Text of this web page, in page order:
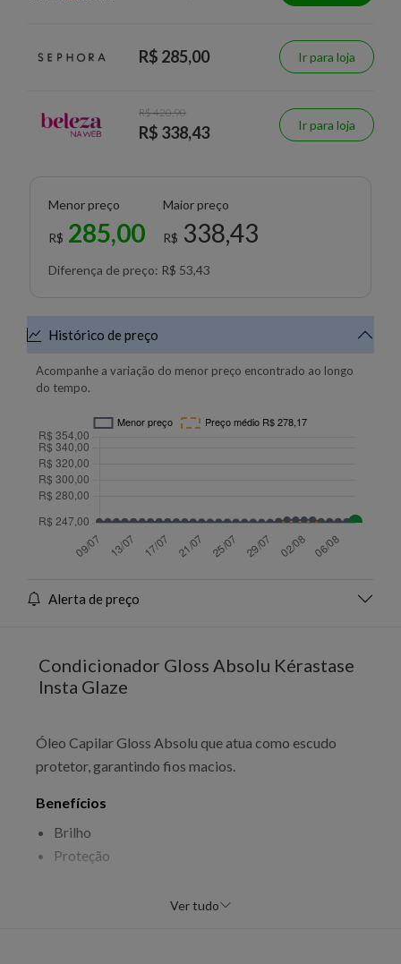
R$ 285,00 Ir para loja
R$ 420,90
R$ 338,43 Ir para loja
Menor preço
R$ 285,00
Maior preço
R$ 338,43
Diferença de preço: R$ 53,43
Histórico de preço
Acompanhe a variação do menor preço encontrado ao longo
do tempo.
Alerta de preço
Condicionador Gloss Absolu Kérastase
Insta Glaze
Óleo Capilar Gloss Absolu que atua como escudo
protetor, garantindo fios macios.
Benefícios
Brilho
Proteção
Ver tudo